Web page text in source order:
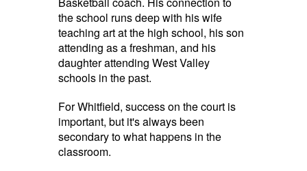
the school runs deep with his wife
teaching art at the high school, his son
attending as a freshman, and his
daughter attending West Valley
schools in the past.
For Whitfield, success on the court is
important, but it's always been
secondary to what happens in the
classroom.